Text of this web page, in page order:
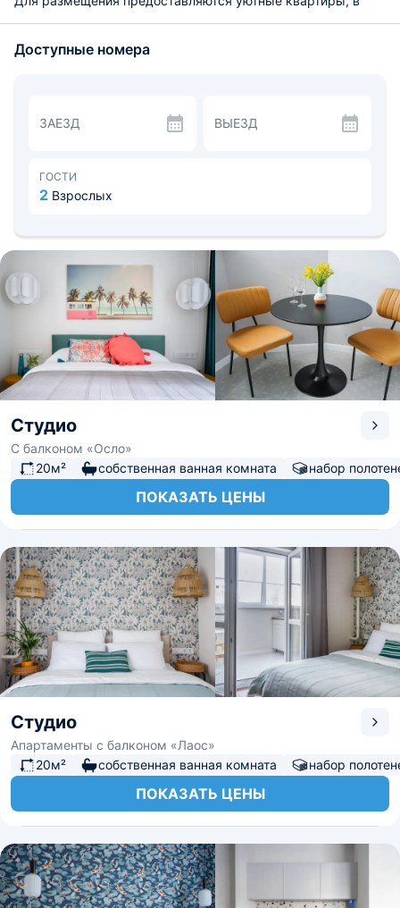
белье из 100% хлопка, утюг и гладильная доска. В своей
для самостоятельного приготовления блюд, кухонные
принадлежности и посуду.
ворота» или «Руины Королевского замка». Расстояние
до аэропорта Храброво — 20,3 км, до
Доступные номера
ЗАЕЗД ВЫЕЗД
ГОСТИ
2 Взрослых
Студио
С балконом «Осло»
20м²
собственная ванная комната набор
ПОКАЗАТЬ ЦЕНЫ
Студио
Апартаменты с балконом «Лаос»
20м²
собственная ванная комната набор
ПОКАЗАТЬ ЦЕНЫ